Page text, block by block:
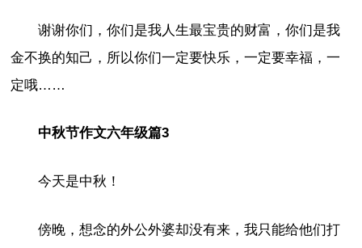
谢谢你们，你们是我人生最宝贵的财富，你们是我
金不换的知己，所以你们一定要快乐，一定要幸福，一
定哦……
中秋节作文六年级篇3
今天是中秋！
傍晚，想念的外公外婆却没有来，我只能给他们打